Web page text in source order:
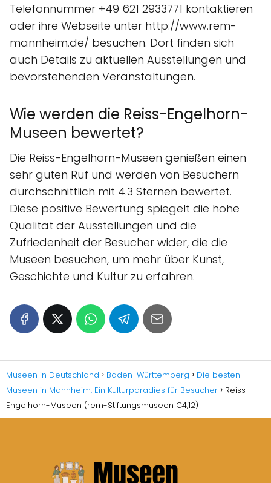
Telefonnummer +49 621 2933771 kontaktieren
oder ihre Webseite unter http://www.rem-
mannheim.de/ besuchen. Dort finden sich
auch Details zu aktuellen Ausstellungen und
bevorstehenden Veranstaltungen.
Wie werden die Reiss-Engelhorn-
Museen bewertet?
Die Reiss-Engelhorn-Museen genießen einen
sehr guten Ruf und werden von Besuchern
durchschnittlich mit 4.3 Sternen bewertet.
Diese positive Bewertung spiegelt die hohe
Qualität der Ausstellungen und die
Zufriedenheit der Besucher wider, die die
Museen besuchen, um mehr über Kunst,
Geschichte und Kultur zu erfahren.
Museen in Deutschland Baden-Württemberg
Die besten
Museen in Mannheim: Ein Kulturparadies für Besucher
Reiss-
Engelhorn-Museen (rem-Stiftungsmuseen C4,12)